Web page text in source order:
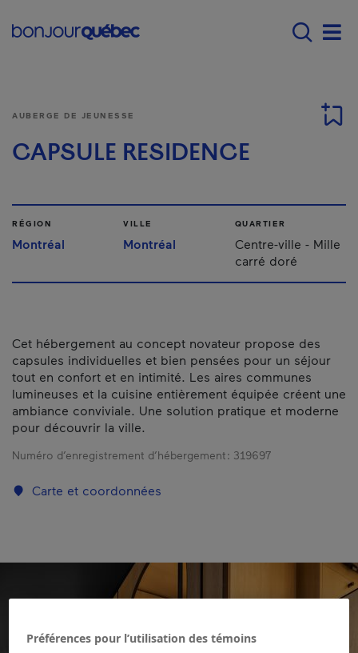
Main navigation -
AUBERGE DE JEUNESSE
CAPSULE RESIDENCE
RÉGION
Montréal
VILLE
Montréal
QUARTIER
Centre-ville - Mille
carré doré
Cet hébergement au concept novateur propose des
capsules individuelles et bien pensées pour un séjour
tout en confort et en intimité. Les aires communes
lumineuses et la cuisine entièrement équipée créent une
ambiance conviviale. Une solution pratique et moderne
pour découvrir la ville.
Numéro d’enregistrement d’hébergement : 319697
Carte et coordonnées
Préférences pour l’utilisation des témoins